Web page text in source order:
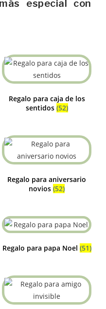
especial con
Regalo para caja de los
sentidos (52)
Regalo para aniversario
novios (52)
Regalo para papa Noel (51)